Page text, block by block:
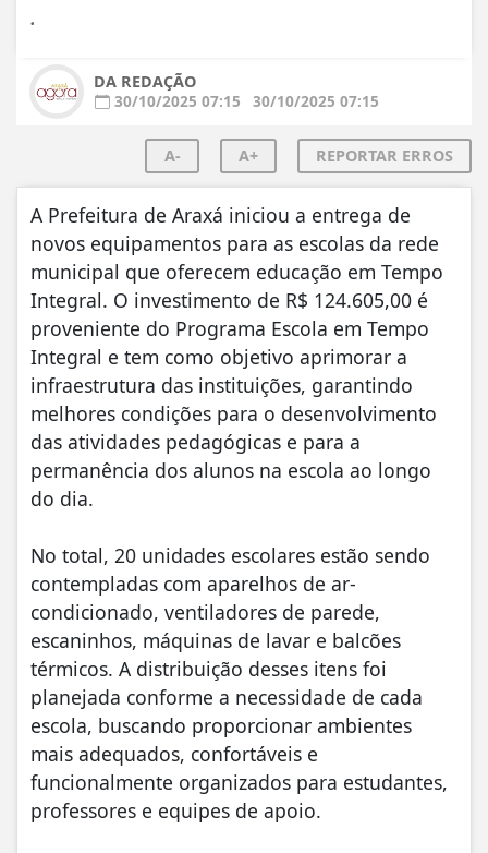
.
DA REDAÇÃO
30/10/2025 07:15
30/10/2025 07:15
A- A+ REPORTAR ERROS
A Prefeitura de Araxá iniciou a entrega de
novos equipamentos para as escolas da rede
municipal que oferecem educação em Tempo
Integral. O investimento de R$ 124.605,00 é
proveniente do Programa Escola em Tempo
Integral e tem como objetivo aprimorar a
infraestrutura das instituições, garantindo
melhores condições para o desenvolvimento
das atividades pedagógicas e para a
permanência dos alunos na escola ao longo
do dia.
No total, 20 unidades escolares estão sendo
contempladas com aparelhos de ar-
condicionado, ventiladores de parede,
escaninhos, máquinas de lavar e balcões
térmicos. A distribuição desses itens foi
planejada conforme a necessidade de cada
escola, buscando proporcionar ambientes
mais adequados, confortáveis e
funcionalmente organizados para estudantes,
professores e equipes de apoio.